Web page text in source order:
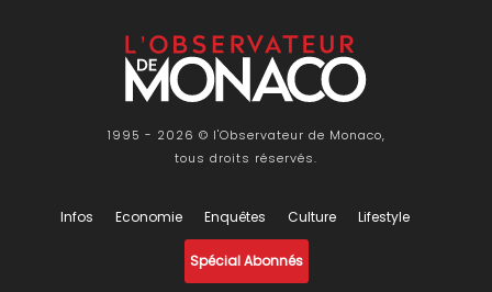
1995 - 2026 © l'Observateur de Monaco,
tous droits réservés.
Infos Economie Enquêtes Culture Lifestyle
Spécial Abonnés